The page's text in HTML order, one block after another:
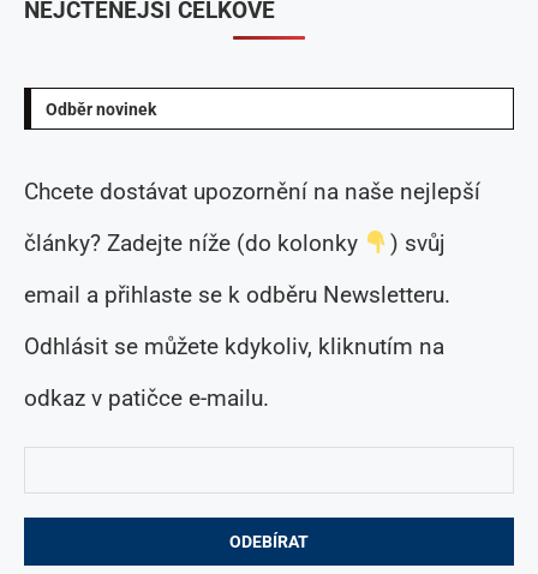
Odběr novinek
Chcete dostávat upozornění na naše nejlepší
články? Zadejte níže (do kolonky
) svůj
email a přihlaste se k odběru Newsletteru.
Odhlásit se můžete kdykoliv, kliknutím na
odkaz v patičce e-mailu.
NEJČTENĚJŠÍ CELKOVĚ